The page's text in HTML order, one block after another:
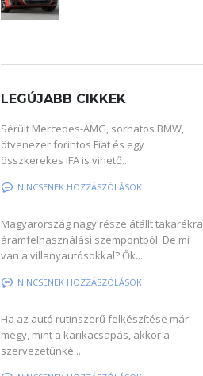
LEGÚJABB CIKKEK
Sérült Mercedes-AMG, sorhatos BMW,
ötvenezer forintos Fiat és egy
összkerekes IFA is vihető...
NINCSENEK HOZZÁSZÓLÁSOK
Magyarország nagy része átállt takarékra
áramfelhasználási szempontból. De mi
van a villanyautósokkal? Ők...
NINCSENEK HOZZÁSZÓLÁSOK
Ha az autó rutinszerű felkészítése már
megy, mint a karikacsapás, akkor a
szervezetünké...